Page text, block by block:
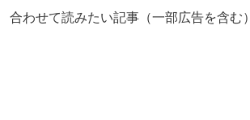
合わせて読みたい記事（一部広告を含む）